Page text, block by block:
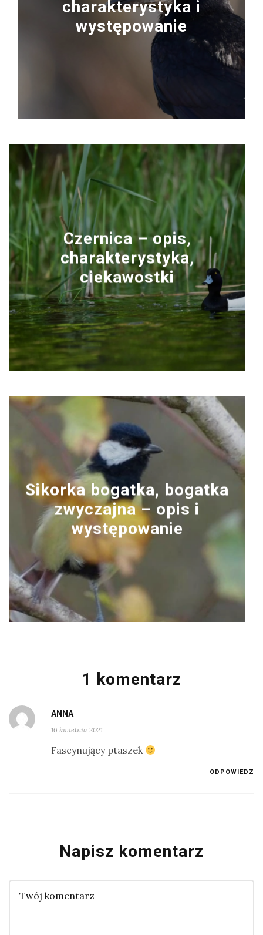
charakterystyka i
występowanie
Czernica – opis,
charakterystyka,
ciekawostki
Sikorka bogatka, bogatka
zwyczajna – opis i
występowanie
1 komentarz
ANNA
16 kwietnia 2021
Fascynujący ptaszek
ODPOWIEDZ
Napisz komentarz